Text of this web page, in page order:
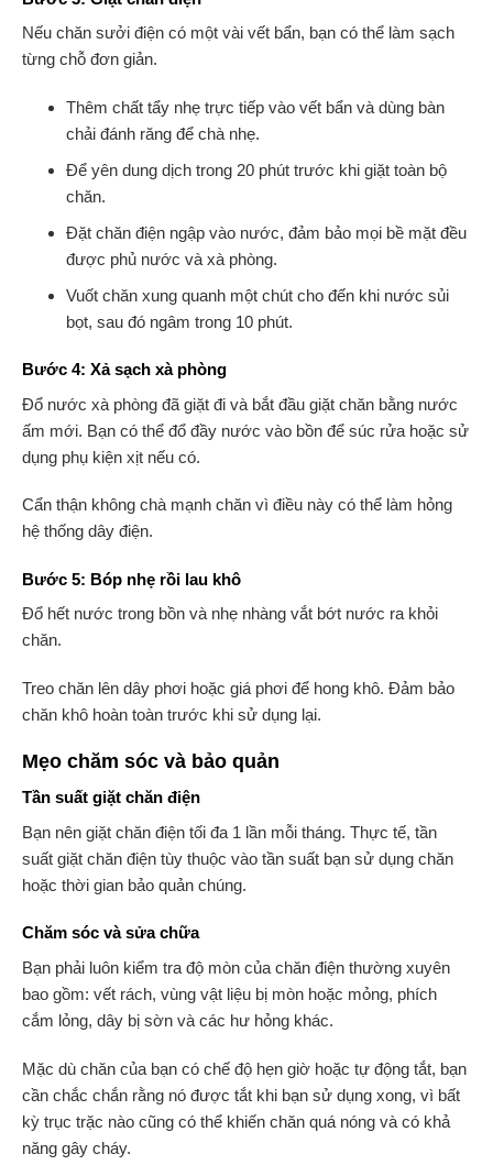
Nếu chăn sưởi điện có một vài vết bẩn, bạn có thể làm sạch
từng chỗ đơn giản.
Thêm chất tẩy nhẹ trực tiếp vào vết bẩn và dùng bàn
chải đánh răng để chà nhẹ.
Để yên dung dịch trong 20 phút trước khi giặt toàn bộ
chăn.
Đặt chăn điện ngập vào nước, đảm bảo mọi bề mặt đều
được phủ nước và xà phòng.
Vuốt chăn xung quanh một chút cho đến khi nước sủi
bọt, sau đó ngâm trong 10 phút.
Bước 4: Xả sạch xà phòng
Đổ nước xà phòng đã giặt đi và bắt đầu giặt chăn bằng nước
ấm mới. Bạn có thể đổ đầy nước vào bồn để súc rửa hoặc sử
dụng phụ kiện xịt nếu có.
Cẩn thận không chà mạnh chăn vì điều này có thể làm hỏng
hệ thống dây điện.
Bước 5: Bóp nhẹ rồi lau khô
Đổ hết nước trong bồn và nhẹ nhàng vắt bớt nước ra khỏi
chăn.
Treo chăn lên dây phơi hoặc giá phơi để hong khô. Đảm bảo
chăn khô hoàn toàn trước khi sử dụng lại.
Mẹo chăm sóc và bảo quản
Tần suất giặt chăn điện
Bạn nên giặt chăn điện tối đa 1 lần mỗi tháng. Thực tế, tần
suất giặt chăn điện tùy thuộc vào tần suất bạn sử dụng chăn
hoặc thời gian bảo quản chúng.
Chăm sóc và sửa chữa
Bạn phải luôn kiểm tra độ mòn của chăn điện thường xuyên
bao gồm: vết rách, vùng vật liệu bị mòn hoặc mỏng, phích
cắm lỏng, dây bị sờn và các hư hỏng khác.
Mặc dù chăn của bạn có chế độ hẹn giờ hoặc tự động tắt, bạn
cần chắc chắn rằng nó được tắt khi bạn sử dụng xong, vì bất
kỳ trục trặc nào cũng có thể khiến chăn quá nóng và có khả
năng gây cháy.